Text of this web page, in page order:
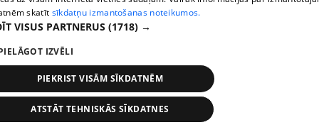
pirms 1 nedēļas, 1 dienas
Ogas un sēnes šogad dārgākas, bet uzpirkšanas
skatīt sīkdatņu izmantošanas noteikumos.
VISUS PARTNERUS (1718) →
IZVĒLI
PIEKRIST VISĀM SĪKDATNĒM
ATSTĀT TEHNISKĀS SĪKDATNES